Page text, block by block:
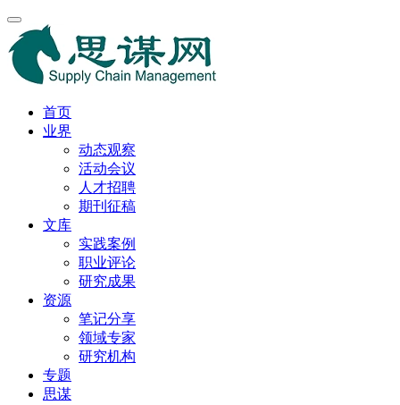
首页
业界
动态观察
活动会议
人才招聘
期刊征稿
文库
实践案例
职业评论
研究成果
资源
笔记分享
领域专家
研究机构
专题
思谋